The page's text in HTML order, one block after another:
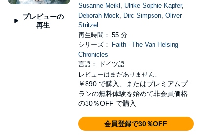
プレビューの
再生
Susanne Meikl , Ulrike Sophie Kapfer,
Deborah Mock, Dirc Simpson, Oliver
Stritzel
再生時間： 55 分
シリーズ：
Faith - The Van Helsing
Chronicles
言語： ドイツ語
レビューはまだありません。
￥890 で購入、またはプレミアムプ
ランの無料体験を始めて非会員価格
の30％OFF で購入
会員登録で30％OFF